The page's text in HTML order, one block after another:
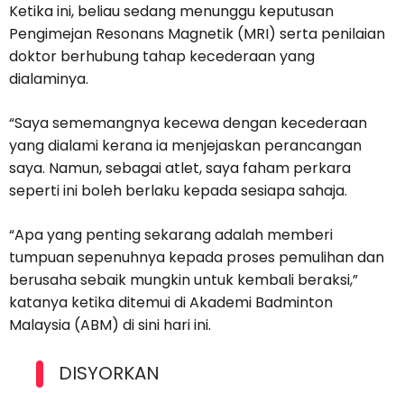
Ketika ini, beliau sedang menunggu keputusan
Pengimejan Resonans Magnetik (MRI) serta penilaian
doktor berhubung tahap kecederaan yang
dialaminya.
“Saya sememangnya kecewa dengan kecederaan
yang dialami kerana ia menjejaskan perancangan
saya. Namun, sebagai atlet, saya faham perkara
seperti ini boleh berlaku kepada sesiapa sahaja.
“Apa yang penting sekarang adalah memberi
tumpuan sepenuhnya kepada proses pemulihan dan
berusaha sebaik mungkin untuk kembali beraksi,”
katanya ketika ditemui di Akademi Badminton
Malaysia (ABM) di sini hari ini.
DISYORKAN